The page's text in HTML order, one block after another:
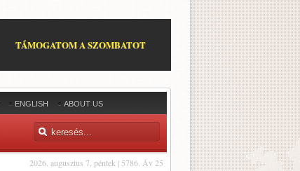
TÁMOGATOM A SZOMBATOT
ENGLISH ABOUT US
2026. augusztus 7, péntek | 5786. Áv 25